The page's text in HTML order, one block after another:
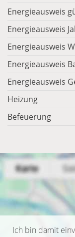
Energieausweis
Energieausweis
Energieausweis
Energieausweis
Energieausweis
Heizung
Befeuerung
Ich bin damit